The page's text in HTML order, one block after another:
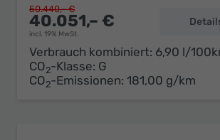
40.051,– €
incl. 19% MwSt.
50.440,– €
Verbrauch kombiniert: 6,90 l/
CO2-Klasse: G
CO2-Emissionen: 181,00 g/km